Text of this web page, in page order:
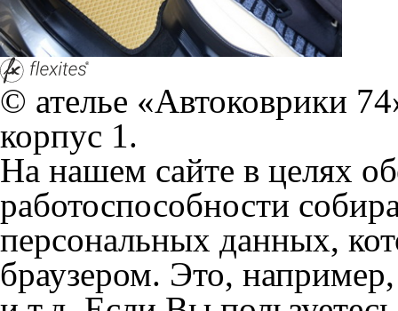
© ателье «Автоковрики
корпус 1.
На нашем сайте в целях
работоспособности
персональных данных,
браузером. Это,
и т.д. Если Вы
согласие на обработку
Положении по обработке